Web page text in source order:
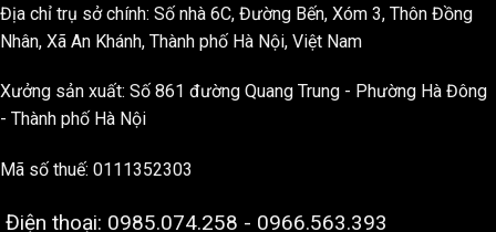
Địa chỉ trụ sở chính: Số nhà 6C, Đường Bến, Xóm 3, Thôn Đồng
Nhân, Xã An Khánh, Thành phố Hà Nội, Việt Nam
Xưởng sản xuất: Số 861 đường Quang Trung - Phường Hà Đông
- Thành phố Hà Nội
Mã số thuế: 0111352303
Điện thoại: 0985.074.258 - 0966.563.393